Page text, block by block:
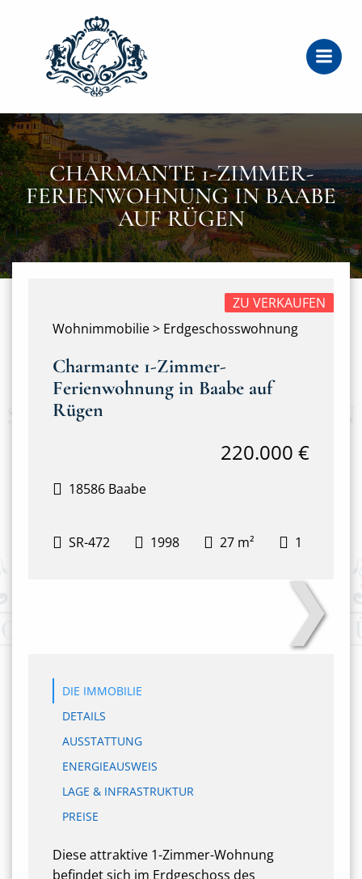
CHARMANTE 1-ZIMMER-
FERIENWOHNUNG IN BAABE
AUF RÜGEN
Wohnimmobilie > Erdgeschosswohnung
ZU VERKAUFEN
Charmante 1-Zimmer-
Ferienwohnung in Baabe auf
Rügen
18586 Baabe
220.000 €
SR-472 1998 27 m² 1
❯
DIE IMMOBILIE
DETAILS
AUSSTATTUNG
ENERGIEAUSWEIS
LAGE & INFRASTRUKTUR
PREISE
Diese attraktive 1-Zimmer-Wohnung
befindet sich im Erdgeschoss des